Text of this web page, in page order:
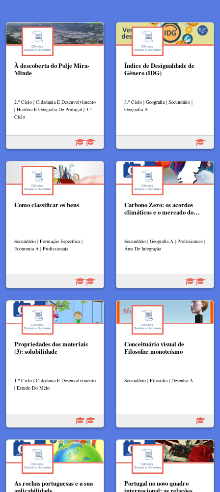
À descoberta do Polje Mira-
Minde
2.º Ciclo | Cidadania E Desenvolvimento
| História E Geografia De Portugal | 3.º
Ciclo
Índice de Desigualdade de
Género (IDG)
3.º Ciclo | Geografia | Secundário |
Geografia A
Como classificar os bens
Secundário | Formação Específica |
Economia A | Profissionais
Carbono Zero: os acordos
climáticos e o mercado do…
Secundário | Geografia A | Profissionais |
Área De Integração
Propriedades dos materiais
(3): solubilidade
1.º Ciclo | Cidadania E Desenvolvimento
| Estudo Do Meio
Conceituário visual de
Filosofia: monoteísmo
Secundário | Filosofia | Desenho A
As rochas portuguesas e a sua
Portugal no novo quadro